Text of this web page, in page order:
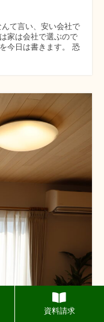
んて言い、安い会社で
家は会社で選ぶので
今日は書きます。 恐
資料請求